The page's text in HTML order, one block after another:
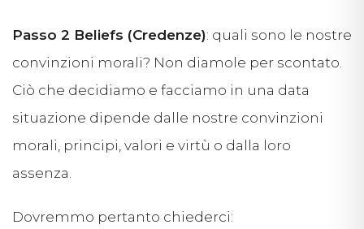
Passo 2 Beliefs (Credenze): quali sono le nostre
convinzioni morali? Non diamole per scontato.
Ciò che decidiamo e facciamo in una data
situazione dipende dalle nostre convinzioni
morali, principi, valori e virtù o dalla loro
assenza.
Dovremmo pertanto chiederci: